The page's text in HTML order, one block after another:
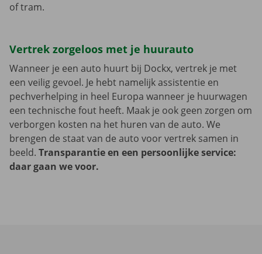
of tram.
Vertrek zorgeloos met je huurauto
Wanneer je een auto huurt bij Dockx, vertrek je met
een veilig gevoel. Je hebt namelijk assistentie en
pechverhelping in heel Europa wanneer je huurwagen
een technische fout heeft. Maak je ook geen zorgen om
verborgen kosten na het huren van de auto. We
brengen de staat van de auto voor vertrek samen in
beeld. Transparantie en een persoonlijke service:
daar gaan we voor.